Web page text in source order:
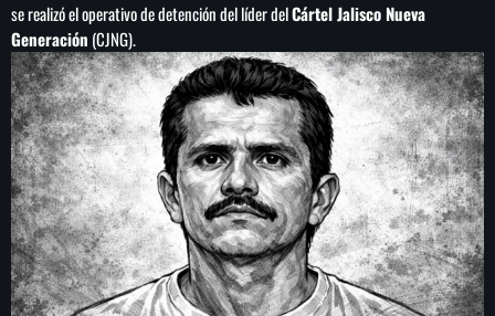
SEARCH
NOTAS
Cofepris niega vínculo de lechugas con
ciclosporiasis en EE.UU.
Estados Unidos sanciona a cinco entidades y ocho
funcionarios del aparato militar cubano
se realizó el operativo de detención del líder delCártel Jalisco Nueva
Generación (CJNG).